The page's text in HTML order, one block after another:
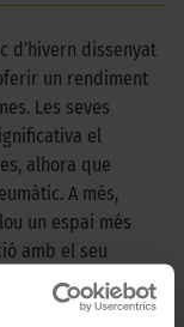
d’hivern dissenyat
un rendiment
Les seves
el
alhora que
A més,
un espai més
amb el seu
més còmoda i
"V" de la banda de